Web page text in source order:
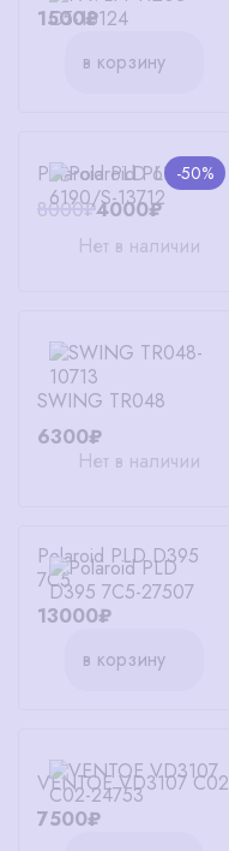
1500₽
в корзину
-50%
Polaroid PLD 6190/S
8000₽4000₽
Нет в наличии
SWING TR048
6300₽
Нет в наличии
Polaroid PLD D395
7C5
13000₽
в корзину
VENTOE VD3107 C02
7500₽